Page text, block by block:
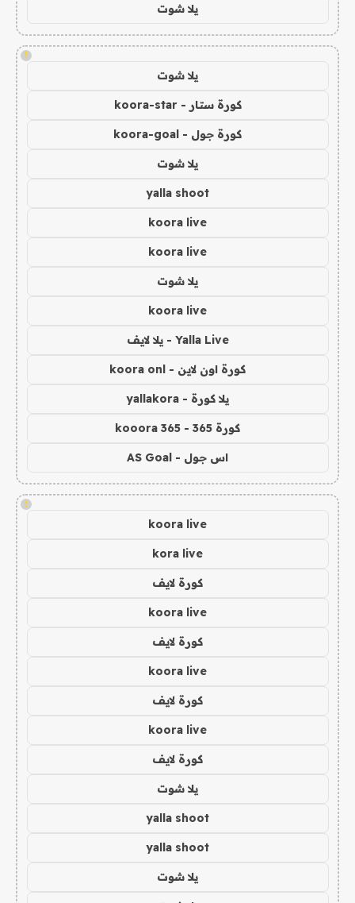
يلا شوت
!
يلا شوت
كورة ستار - koora-star
كورة جول - koora-goal
يلا شوت
yalla shoot
koora live
koora live
يلا شوت
koora live
Yalla Live - يلا لايف
كورة اون لاين - koora onl
يلا كورة - yallakora
كورة 365 - kooora 365
اس جول - AS Goal
!
koora live
kora live
كورة لايف
koora live
كورة لايف
koora live
كورة لايف
koora live
كورة لايف
يلا شوت
yalla shoot
yalla shoot
يلا شوت